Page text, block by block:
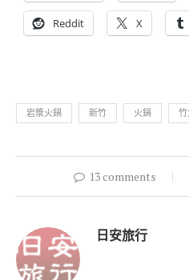
Reddit X
岩漿火鍋 新竹 火鍋
13 comments
日安旅行